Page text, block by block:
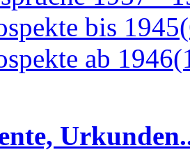
bis 1945
ab 1946